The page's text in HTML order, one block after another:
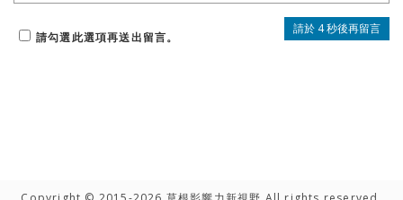
請勾選此選項再送出留言。